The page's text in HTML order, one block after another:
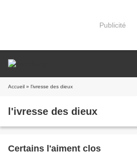
Publicité
Accueil » l'ivresse des dieux
l'ivresse des dieux
Certains l'aiment clos